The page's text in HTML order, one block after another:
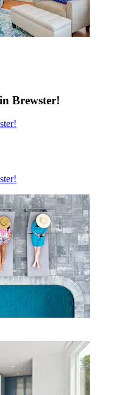
Brewster!